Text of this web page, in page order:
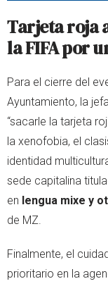
Tarjeta roja
la FIFA por
Para el cierre del
Ayuntamiento, la
“sacarle la tarjeta
la xenofobia, el
identidad
sede capitalina
en lengua mixe y
de MZ.
Finalmente, el
prioritario en la